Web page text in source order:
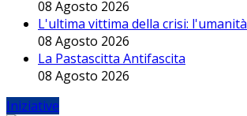
08 Agosto 2026
L'ultima vittima della crisi: l'umanità
08 Agosto 2026
La Pastascitta Antifascita
08 Agosto 2026
Iniziative